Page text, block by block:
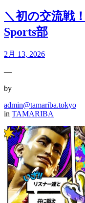
＼初の交流戦
Sports部
2月 13, 2026
—
by
admin@tamariba.tokyo
in TAMARIBA